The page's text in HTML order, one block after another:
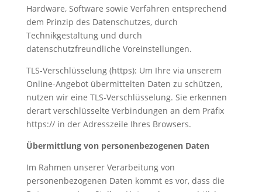
Hardware, Software sowie Verfahren entsprechend
dem Prinzip des Datenschutzes, durch
Technikgestaltung und durch
datenschutzfreundliche Voreinstellungen.
TLS-Verschlüsselung (https): Um Ihre via unserem
Online-Angebot übermittelten Daten zu schützen,
nutzen wir eine TLS-Verschlüsselung. Sie erkennen
derart verschlüsselte Verbindungen an dem Präfix
https:// in der Adresszeile Ihres Browsers.
Übermittlung von personenbezogenen Daten
Im Rahmen unserer Verarbeitung von
personenbezogenen Daten kommt es vor, dass die